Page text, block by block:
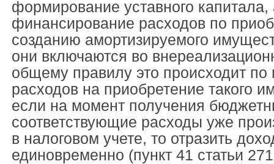
формирование уставного капитала,
финансирование расходов по
созданию амортизируемого
они включаются во
общему правилу это происходит по
расходов на приобретение такого
если на момент получения
соответствующие расходы уже
в налоговом учете, то отразить
единовременно (пункт 41 статьи